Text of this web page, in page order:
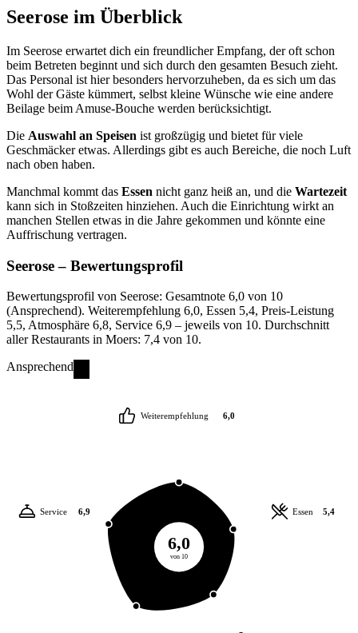
Seerose im Überblick
Im Seerose erwartet dich ein freundlicher Empfang, der oft schon
beim Betreten beginnt und sich durch den gesamten Besuch zieht.
Das Personal ist hier besonders hervorzuheben, da es sich um das
Wohl der Gäste kümmert, selbst kleine Wünsche wie eine andere
Beilage beim Amuse-Bouche werden berücksichtigt.
Die Auswahl an Speisen ist großzügig und bietet für viele
Geschmäcker etwas. Allerdings gibt es auch Bereiche, die noch Luft
nach oben haben.
Manchmal kommt das Essen nicht ganz heiß an, und die Wartezeit
kann sich in Stoßzeiten hinziehen. Auch die Einrichtung wirkt an
manchen Stellen etwas in die Jahre gekommen und könnte eine
Auffrischung vertragen.
Seerose– Bewertungsprofil
Bewertungsprofil von Seerose: Gesamtnote 6,0 von 10
(Ansprechend). Weiterempfehlung 6,0, Essen 5,4, Preis-Leistung
5,5, Atmosphäre 6,8, Service 6,9 – jeweils von 10. Durchschnitt
aller Restaurants in Moers: 7,4 von 10.
Ansprechend
6,0
von 10
Weiterempfehlung 6,0
Essen 5,4
Service 6,9